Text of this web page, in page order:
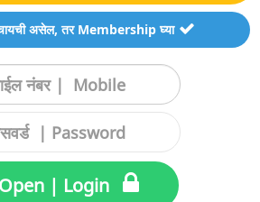
असेल, तर Membership घ्या
Open | Login